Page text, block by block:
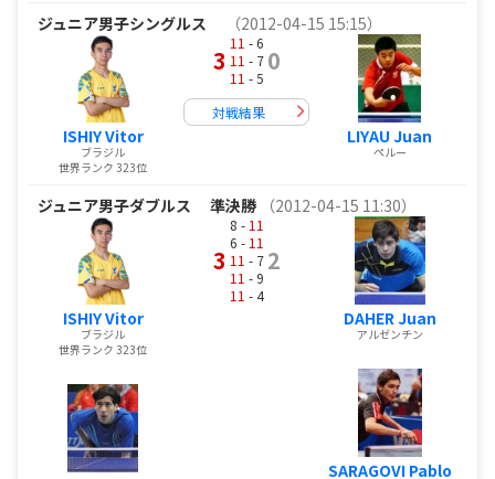
ジュニア男子シングルス （2012-04-15 15:15）
ISHIY Vitor
ブラジル
世界ランク 323位
3
11 - 6
11 - 7
11 - 5
0
対戦結果
LIYAU Juan
ペルー
ジュニア男子ダブルス 準決勝 （2012-04-15 11:30）
ISHIY Vitor
ブラジル
世界ランク 323位
3
8 - 11
6 - 11
11 - 7
11 - 9
11 - 4
2
DAHER Juan
アルゼンチン
SARAGOVI Pablo